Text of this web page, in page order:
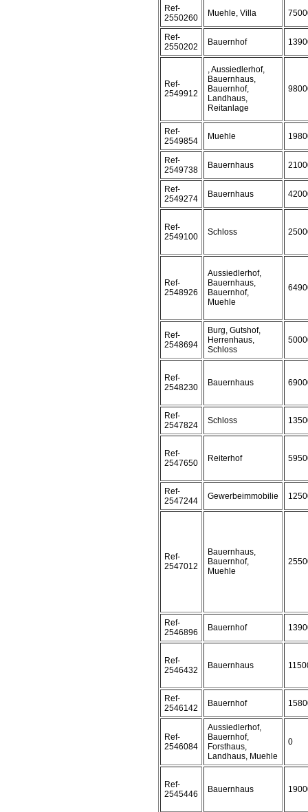
Ref-
2550260
Muehle, Villa
Ref-
2550202
Bauernhof
Ref-
2549912
, Aussiedlerhof,
Bauernhaus,
Bauernhof,
Landhaus,
Reitanlage
Ref-
2549854
Muehle
Ref-
2549738
Bauernhaus
Ref-
2549274
Bauernhaus
Ref-
2549100
Schloss
Ref-
2548926
Aussiedlerhof,
Bauernhaus,
Bauernhof,
Muehle
Ref-
2548694
Burg, Gutshof,
Herrenhaus,
Schloss
Ref-
2548230
Bauernhaus
Ref-
2547824
Schloss
Ref-
2547650
Reiterhof
Ref-
2547244
Gewerbeimmobilie
Ref-
2547012
Bauernhaus,
Bauernhof,
Muehle
Ref-
2546896
Bauernhof
Ref-
2546432
Bauernhaus
Ref-
2546142
Bauernhof
Ref-
2546084
Aussiedlerhof,
Bauernhof,
Forsthaus,
Landhaus, Muehle
0
Ref-
2545446
Bauernhaus